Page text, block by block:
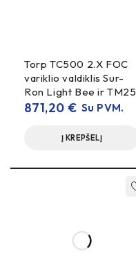
Torp TC500 2.X FOC
variklio valdiklis Sur-
Ron Light Bee ir TM25
871,20 € Su PVM.
Į KREPŠELĮ